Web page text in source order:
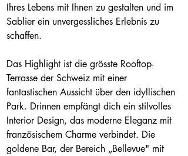
Ihres Lebens mit Ihnen zu gestalten und im
Sablier ein unvergessliches Erlebnis zu
schaffen.
Das Highlight ist die grösste Rooftop-
Terrasse der Schweiz mit einer
fantastischen Aussicht über den idyllischen
Park. Drinnen empfängt dich ein stilvolles
Interior Design, das moderne Eleganz mit
französischem Charme verbindet. Die
goldene Bar, der Bereich „Bellevue" mit